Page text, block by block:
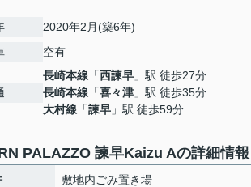
2020年2月(築6年)
空有
長崎本線 「西諫早 」駅 徒歩27分
長崎本線 「喜々津 」駅 徒歩35分
大村線 「諫早 」駅 徒歩59分
PALAZZO 諫早Kaizu Aの詳細情報
敷地内ごみ置き場